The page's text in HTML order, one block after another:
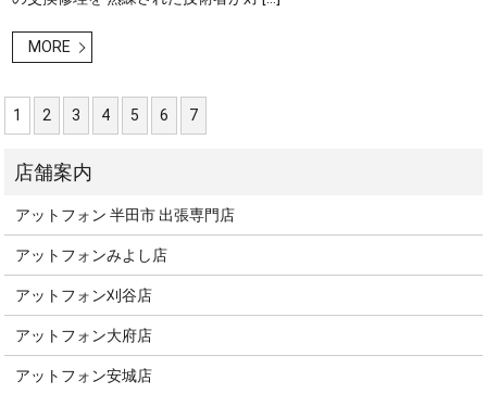
MORE
1 2 3 4 5 6 7
アットフォン 半田市 出張専門店
アットフォンみよし店
アットフォン刈谷店
アットフォン大府店
アットフォン安城店